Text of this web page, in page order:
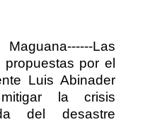
Las
propuestas por el
Luis Abinader
la crisis
del desastre